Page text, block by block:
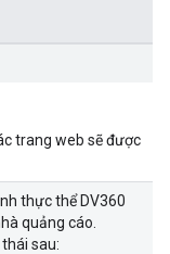
trang web sẽ được
thực thể DV360
quảng cáo.
sau: